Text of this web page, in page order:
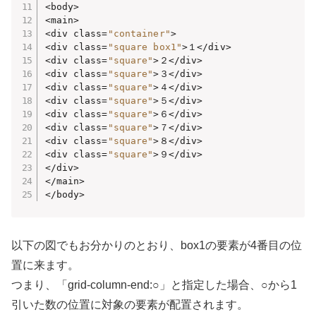
<body>
<main>
<div class= "container">
<div class= "square box1">１</div>
<div class= "square">２</div>
<div class= "square">３</div>
<div class= "square">４</div>
<div class= "square">５</div>
<div class= "square">６</div>
<div class= "square">７</div>
<div class= "square">８</div>
<div class= "square">９</div>
</div>
</main>
</body>
以下の図でもお分かりのとおり、box1の要素が4番目の位
置に来ます。
つまり、「grid-column-end:○」と指定した場合、○から1
引いた数の位置に対象の要素が配置されます。